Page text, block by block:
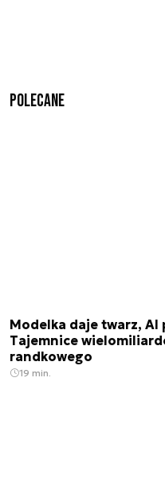
Polecane
Modelka daje twarz, AI
Tajemnice
randkowego
19 min.